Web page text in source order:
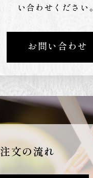
い合わせください。
お問い合わせ
注文の流れ